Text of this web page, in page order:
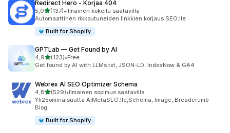
Redirect Hero ‑ Korjaa 404
5,0/ 5 tähteä
(137)
137 arvostelua yhteensä
•Ilmainen kokeilu saatavilla
Automaattinen rikkoutuneiden linkkien korjaus SEO:lle
Built for Shopify
GPTLab — Get Found by AI
4,9/ 5 tähteä
(123)
123 arvostelua yhteensä
•Free
Get found by AI with LLMs.txt, JSON-LD, IndexNow & GA4
Webrex AI SEO Optimizer Schema
4,8/ 5 tähteä
(529)
529 arvostelua yhteensä
•Ilmainen sopimus saatavilla
Yli25ominaisuutta AIMetaSEO:lle,Schema, Image, Breadcrumb
BIog
Built for Shopify